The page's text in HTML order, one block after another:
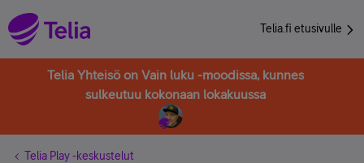
Telia.fi etusivulle
Telia Yhteisö on Vain luku -moodissa, kunnes
sulkeutuu kokonaan lokakuussa
Telia Play -keskustelut